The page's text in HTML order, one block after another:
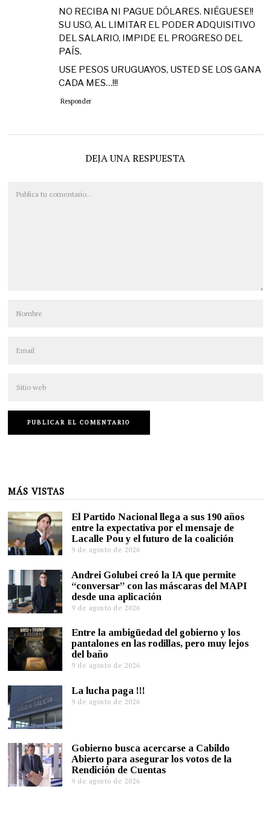
NO RECIBA NI PAGUE DÓLARES. NIÉGUESE!!
SU USO, AL LIMITAR EL PODER ADQUISITIVO
DEL SALARIO, IMPIDE EL PROGRESO DEL
PAÍS.
USE PESOS URUGUAYOS, USTED SE LOS GANA
CADA MES…!!!
Responder
DEJA UNA RESPUESTA
MÁS VISTAS
El Partido Nacional llega a sus 190 años
entre la expectativa por el mensaje de
Lacalle Pou y el futuro de la coalición
9 de agosto de 2026
Andrei Golubei creó la IA que permite
“conversar” con las máscaras del MAPI
desde una aplicación
9 de agosto de 2026
Entre la ambigüedad del gobierno y los
pantalones en las rodillas, pero muy lejos
del baño
9 de agosto de 2026
La lucha paga !!!
9 de agosto de 2026
Gobierno busca acercarse a Cabildo
Abierto para asegurar los votos de la
Rendición de Cuentas
9 de agosto de 2026